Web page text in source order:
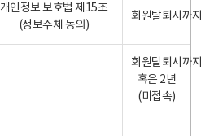
개인정보 보호법 제15조
(정보주체 동의)
회원탈퇴시까
회원탈퇴시까
혹은 2년
(미접속)